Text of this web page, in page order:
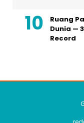
Ruang
Dunia —
Record